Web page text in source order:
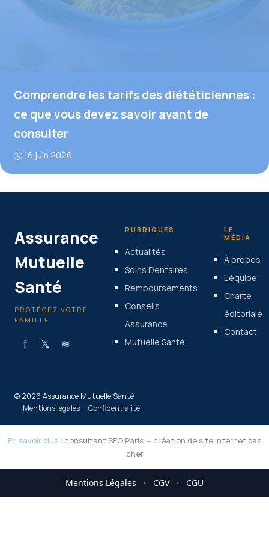
Comprendre les tarifs des diététiciennes :
ce que vous devez savoir avant de
consulter
16 juin 2026
Assurance
Mutuelle
Santé
PROTÉGEZ VOTRE
FAMILLE
f 𝕏 ≋
RUBRIQUES
Actualités
Soins Dentaires
Remboursements
Conseils
Assurance
Mutuelle Santé
LE
MÉDIA
À propos
L'équipe
Charte
éditoriale
Contact
© 2026 Assurance Mutuelle Santé
Mentions légales
Confidentialité
En savoir plus : consultant SEO Paris — création de site internet pas
cher
Mentions Légales · CGV · CGU